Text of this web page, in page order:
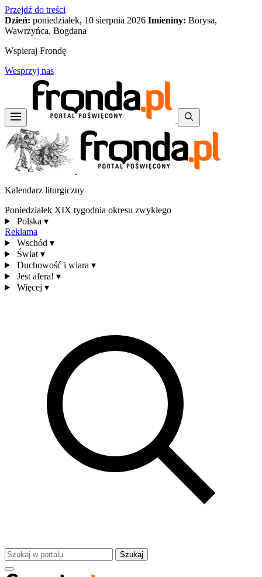
Przejdź do treści
Dzień: poniedziałek, 10 sierpnia 2026 Imieniny: Borysa,
Wawrzyńca, Bogdana
Wspieraj Frondę
Wesprzyj nas
Kalendarz liturgiczny
Poniedziałek XIX tygodnia okresu zwykłego
Polska ▾
Reklama
Wschód ▾
Świat ▾
Duchowość i wiara ▾
Jest afera! ▾
Więcej ▾
Szukaj